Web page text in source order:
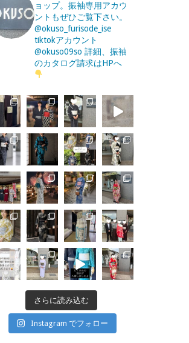
ョップ。振袖専用アカウ
ントもぜひご覧下さい。
@okuso_furisode_ise
tiktokアカウント
@okuso09so 詳細、振袖
のカタログ請求はHPへ
さらに読み込む
Instagram でフォロー